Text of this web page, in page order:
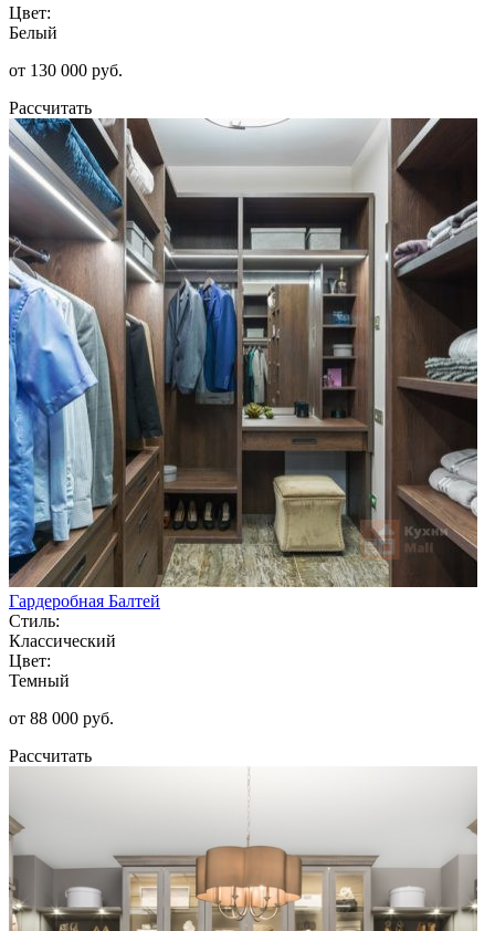
Цвет:
Белый
от 130 000 руб.
Рассчитать
Гардеробная Балтей
Стиль:
Классический
Цвет:
Темный
от 88 000 руб.
Рассчитать